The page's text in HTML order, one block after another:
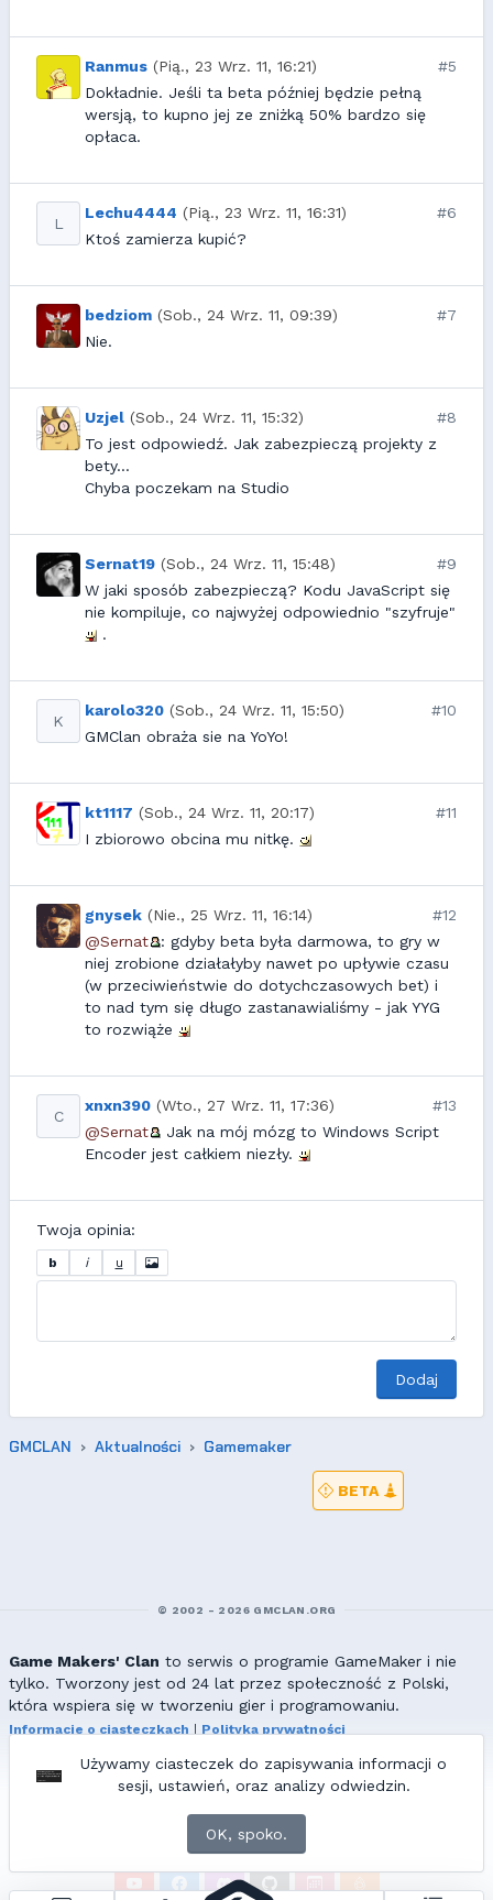
Ranmus (Pią., 23 Wrz. 11, 16:21)
#5
Dokładnie. Jeśli ta beta później będzie pełną
wersją, to kupno jej ze zniżką 50% bardzo się
opłaca.
L
Lechu4444 (Pią., 23 Wrz. 11, 16:31)
#6
Ktoś zamierza kupić?
bedziom (Sob., 24 Wrz. 11, 09:39)
#7
Nie.
Uzjel (Sob., 24 Wrz. 11, 15:32)
#8
To jest odpowiedź. Jak zabezpieczą projekty z
bety...
Chyba poczekam na Studio
Sernat19 (Sob., 24 Wrz. 11, 15:48)
#9
W jaki sposób zabezpieczą? Kodu JavaScript się
nie kompiluje, co najwyżej odpowiednio "szyfruje"
.
K
karolo320 (Sob., 24 Wrz. 11, 15:50)
#10
GMClan obraża sie na YoYo!
kt1117 (Sob., 24 Wrz. 11, 20:17)
#11
I zbiorowo obcina mu nitkę.
gnysek (Nie., 25 Wrz. 11, 16:14)
#12
@Sernat
: gdyby beta była darmowa, to gry w
niej zrobione działałyby nawet po upływie czasu
(w przeciwieństwie do dotychczasowych bet) i
to nad tym się długo zastanawialiśmy - jak YYG
to rozwiąże
C
xnxn390 (Wto., 27 Wrz. 11, 17:36)
#13
@Sernat
Jak na mój mózg to Windows Script
Encoder jest całkiem niezły.
Twoja opinia:
b i u
Dodaj
GMCLAN Aktualności Gamemaker
Używamy ciasteczek do zapisywania informacji o
sesji, ustawień, oraz analizy odwiedzin.
OK, spoko.
BETA
© 2002 - 2026 GMCLAN.ORG
Game Makers' Clan to serwis o programie GameMaker i nie
tylko. Tworzony jest od 24 lat przez społeczność z Polski,
która wspiera się w tworzeniu gier i programowaniu.
Informacje o ciasteczkach
Polityka prywatności
Wszelkie prawa zastrzeżone. Kopiowanie materiałów bez zgody
redakcji zabronione!
ZNAJDZIESZ NAS TAKŻE NA: